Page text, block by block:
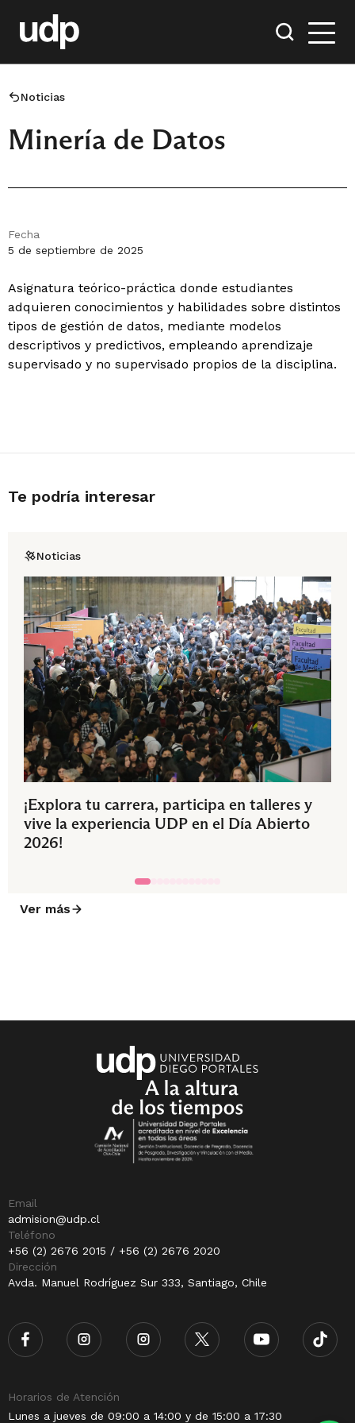
Noticias
Minería de Datos
Fecha
5 de septiembre de 2025
Asignatura teórico-práctica donde estudiantes
adquieren conocimientos y habilidades sobre distintos
tipos de gestión de datos, mediante modelos
descriptivos y predictivos, empleando aprendizaje
supervisado y no supervisado propios de la disciplina.
Te podría interesar
Noticias
¡Explora tu carrera, participa en talleres y
vive la experiencia UDP en el Día Abierto
2026!
Ver más
Email
admision@udp.cl
Teléfono
+56 (2) 2676 2015 / +56 (2) 2676 2020
Dirección
Avda. Manuel Rodríguez Sur 333, Santiago, Chile
Horarios de Atención
Lunes a jueves de 09:00 a 14:00 y de 15:00 a 17:30